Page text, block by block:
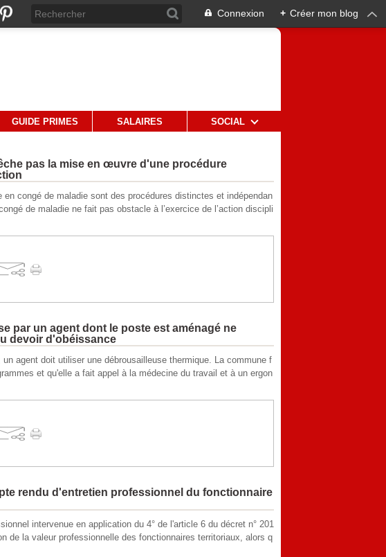
Connexion + Créer mon blog
GUIDE PRIMES SALAIRES SOCIAL
pas la mise en œuvre d'une procédure
congé de maladie sont des procédures distinctes et indépendan
de maladie ne fait pas obstacle à l’exercice de l’action discipli
par un agent dont le poste est aménagé ne
devoir d'obéissance
agent doit utiliser une débrousailleuse thermique. La commune f
et qu'elle a fait appel à la médecine du travail et à un ergon
rendu d'entretien professionnel du fonctionnaire
intervenue en application du 4° de l'article 6 du décret n° 201
de la valeur professionnelle des fonctionnaires territoriaux, alors q